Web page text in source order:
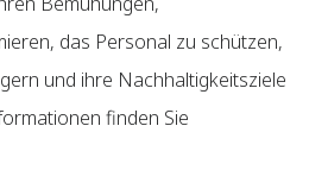
das Personal zu schützen,
und ihre Nachhaltigkeitsziele
finden Sie